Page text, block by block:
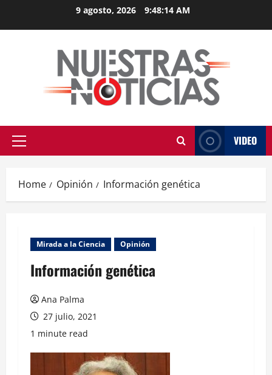
9 agosto, 2026 9:48:14 AM
Primary
VIDEO
Home Opinión Información genética
Mirada a la Ciencia Opinión
Información genética
Ana Palma
27 julio, 2021
1 minute read